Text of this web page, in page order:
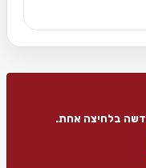
בלחיצה אחת.